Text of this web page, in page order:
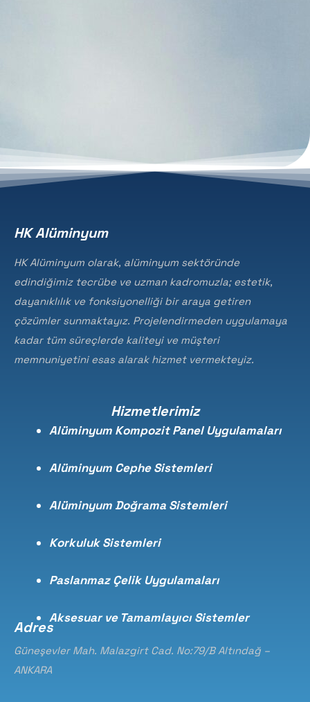
HK Alüminyum
HK Alüminyum olarak, alüminyum sektöründe
edindiğimiz tecrübe ve uzman kadromuzla; estetik,
dayanıklılık ve fonksiyonelliği bir araya getiren
çözümler sunmaktayız. Projelendirmeden uygulamaya
kadar tüm süreçlerde kaliteyi ve müşteri
memnuniyetini esas alarak hizmet vermekteyiz.
Hizmetlerimiz
Alüminyum Kompozit Panel Uygulamaları
Alüminyum Cephe Sistemleri
Alüminyum Doğrama Sistemleri
Korkuluk Sistemleri
Paslanmaz Çelik Uygulamaları
Aksesuar ve Tamamlayıcı Sistemler
Adres
Güneşevler Mah. Malazgirt Cad. No:79/B Altındağ –
ANKARA